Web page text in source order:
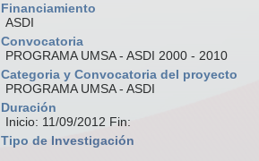
Financiamiento
ASDI
Convocatoria
PROGRAMA UMSA - ASDI 2000 - 2010
Categoria y Convocatoria del proyecto
PROGRAMA UMSA - ASDI
Duración
Inicio: 11/09/2012 Fin:
Tipo de Investigación